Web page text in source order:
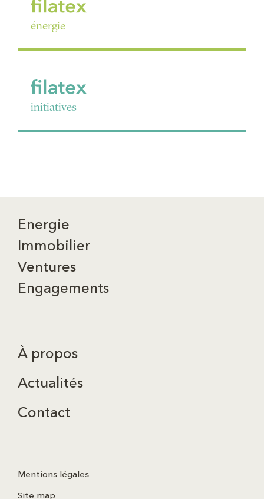
énergie
initiatives
Energie
Immobilier
Ventures
Engagements
À propos
Actualités
Contact
Mentions légales
Site map